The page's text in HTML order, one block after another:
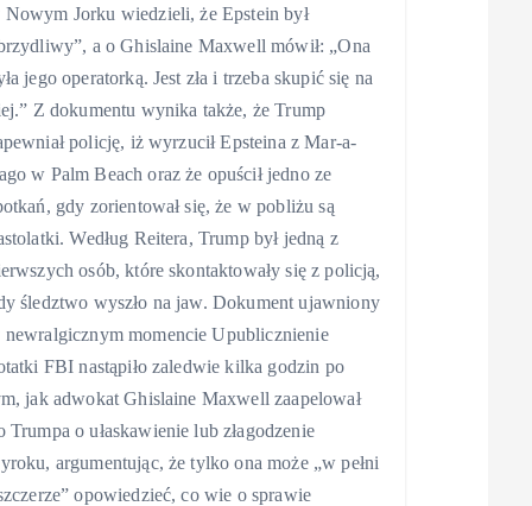
Nowym Jorku wiedzieli, że Epstein był
a o Ghislaine Maxwell mówił: „Ona
jego operatorką. Jest zła i trzeba skupić się na
Z dokumentu wynika także, że Trump
policję, iż wyrzucił Epsteina z Mar-a-
w Palm Beach oraz że opuścił jedno ze
gdy zorientował się, że w pobliżu są
Według Reitera, Trump był jedną z
osób, które skontaktowały się z policją,
śledztwo wyszło na jaw. Dokument ujawniony
newralgicznym momencie Upublicznienie
FBI nastąpiło zaledwie kilka godzin po
jak adwokat Ghislaine Maxwell zaapelował
Trumpa o ułaskawienie lub złagodzenie
argumentując, że tylko ona może „w pełni
opowiedzieć, co wie o sprawie